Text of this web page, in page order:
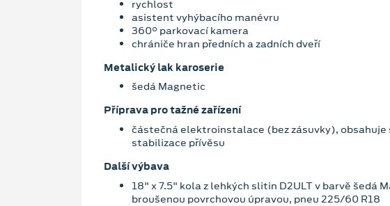
rychlost
asistent vyhýbacího manévru
360° parkovací kamera
chrániče hran předních a zadních dveří
Metalický lak karoserie
šedá Magnetic
Příprava pro tažné zařízení
částečná elektroinstalace (bez zásuvky), obsahuje
stabilizace přívěsu
Další výbava
18" x 7.5" kola z lehkých slitin D2ULT v barvě šedá
broušenou povrchovou úpravou, pneu 225/60 R18